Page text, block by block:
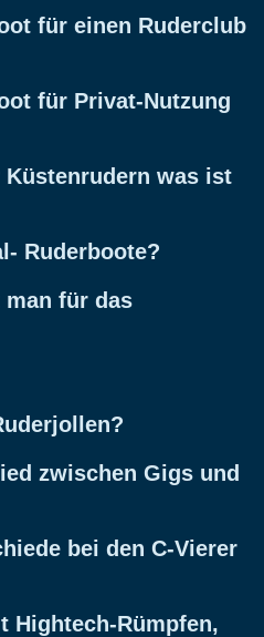
für einen Ruderclub
für Privat-Nutzung
was ist
Ruderboote?
für das
zwischen Gigs und
bei den C-Vierer
Hightech-Rümpfen,